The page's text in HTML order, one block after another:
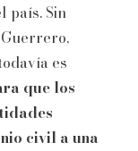
país. Sin
es
que los
civil a una